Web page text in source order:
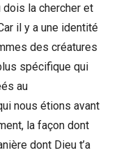
dois la chercher et
il y a une identité
des créatures
spécifique qui
au
nous étions avant
la façon dont
dont Dieu t’a